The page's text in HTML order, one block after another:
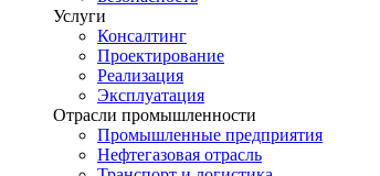
Услуги
Консалтинг
Проектирование
Реализация
Эксплуатация
Отрасли промышленности
Промышленные предприятия
Нефтегазовая отрасль